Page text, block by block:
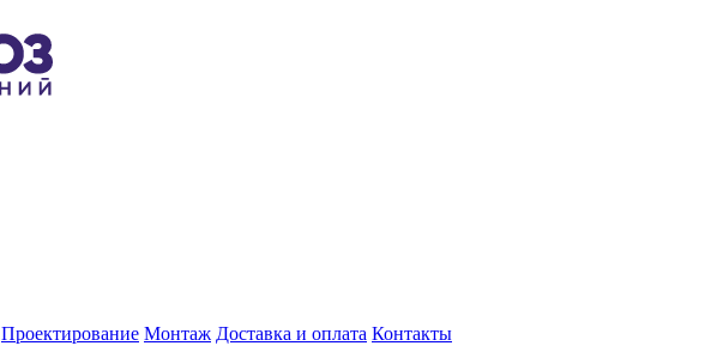
Проектирование Монтаж Доставка и оплата Контакты